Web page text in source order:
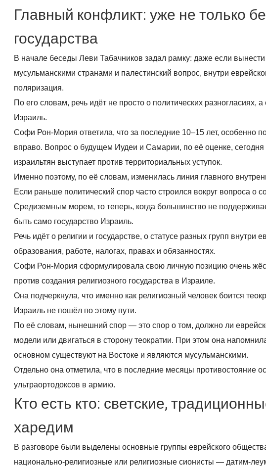
Главный конфликт: уже не только
государства
В начале беседы Леви Табачников задал рамку: даже если
мусульманскими странами и палестинский вопрос, внутри
поляризация.
По его словам, речь идёт не просто о политических
Израиль.
Софи Рон-Мория ответила, что за последние 10–15 лет, особенно
вправо. Вопрос о будущем Иудеи и Самарии, по её оценке,
израильтян выступает против территориальных уступок.
Именно поэтому, по её словам, изменилась линия главного
Если раньше политический спор часто строился вокруг вопроса о
Средиземным морем, то теперь, когда большинство не
быть само государство Израиль.
Речь идёт о религии и государстве, о статусе разных групп
образования, работе, налогах, правах и обязанностях.
Софи Рон-Мория сформулировала свою личную позицию очень
против создания религиозного государства в Израиле.
Она подчеркнула, что именно как религиозный человек боится
Израиль не пошёл по этому пути.
По её словам, нынешний спор — это спор о том, должно ли
модели или двигаться в сторону теократии. При этом она
основном существуют на Востоке и являются мусульманскими.
Отдельно она отметила, что в последние месяцы противостояние
ультраортодоксов в армию.
Кто есть кто: светские,
харедим
В разговоре были выделены основные группы еврейского
национально-религиозные или религиозные сионисты — датим-